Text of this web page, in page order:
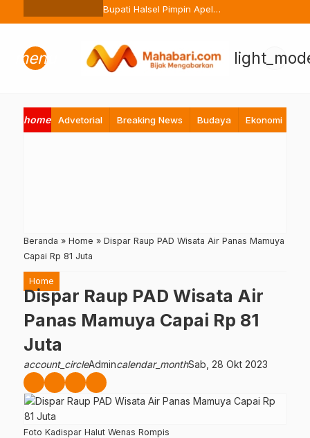
Ternate Buang Sembarangan
Bupati Halsel Pimpin Apel
Perdana Pasca Lebaran, Tekan
menu
home Advetorial Breaking News Budaya Ekonomi
Beranda » Home » Dispar Raup PAD Wisata Air Panas Mamuya
Capai Rp 81 Juta
Home
Dispar Raup PAD Wisata Air
Panas Mamuya Capai Rp 81
Juta
account_circleAdmincalendar_monthSab, 28 Okt 2023
Foto Kadispar Halut Wenas Rompis